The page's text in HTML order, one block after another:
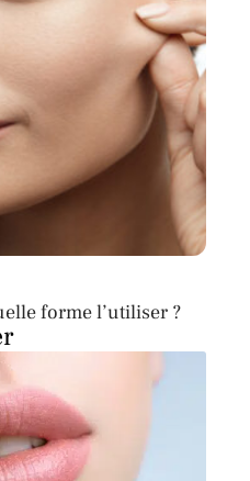
forme l’utiliser ?